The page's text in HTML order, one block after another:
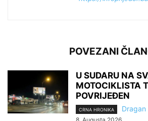
POVEZANI
U SUDARU NA
MOTOCIKLISTA
POVRIJEĐEN
CRNA HRONIKA Dragan